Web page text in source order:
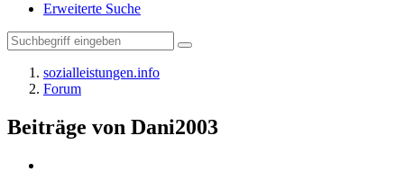
Erweiterte Suche
sozialleistungen.info
Forum
Beiträge von Dani2003